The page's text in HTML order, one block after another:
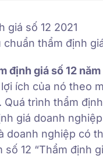
chuẩn thẩm định
định giá số 12
ích của nó theo
trình thẩm
giá doanh
doanh nghiệp có
số 12 “Thẩm định